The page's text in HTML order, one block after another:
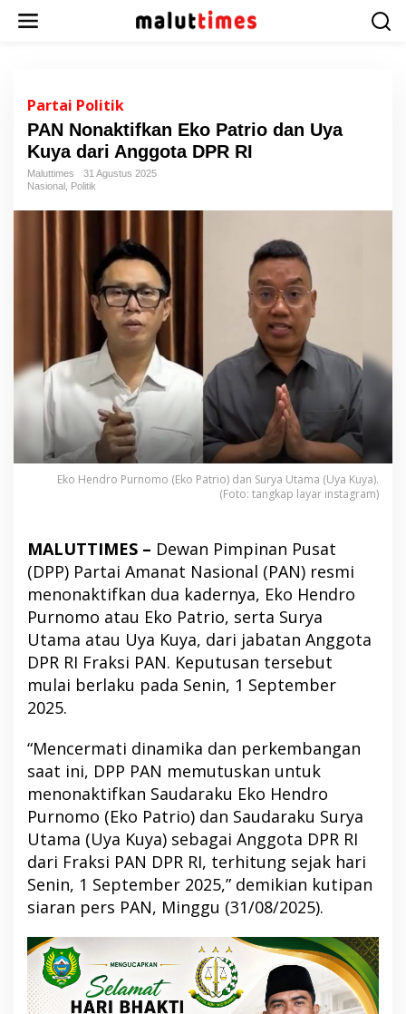
Partai Politik
PAN Nonaktifkan Eko Patrio dan Uya
Kuya dari Anggota DPR RI
Maluttimes
31 Agustus 2025
Nasional Politik
Eko Hendro Purnomo (Eko Patrio) dan Surya Utama (Uya Kuya).
(Foto: tangkap layar instagram)
MALUTTIMES – Dewan Pimpinan Pusat
(DPP) Partai Amanat Nasional (PAN) resmi
menonaktifkan dua kadernya, Eko Hendro
Purnomo atau Eko Patrio, serta Surya
Utama atau Uya Kuya, dari jabatan Anggota
DPR RI Fraksi PAN. Keputusan tersebut
mulai berlaku pada Senin, 1 September
2025.
“Mencermati dinamika dan perkembangan
saat ini, DPP PAN memutuskan untuk
menonaktifkan Saudaraku Eko Hendro
Purnomo (Eko Patrio) dan Saudaraku Surya
Utama (Uya Kuya) sebagai Anggota DPR RI
dari Fraksi PAN DPR RI, terhitung sejak hari
Senin, 1 September 2025,” demikian kutipan
siaran pers PAN, Minggu (31/08/2025).